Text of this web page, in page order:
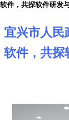
软件，共探软件研发
宜兴市人民
软件，共探